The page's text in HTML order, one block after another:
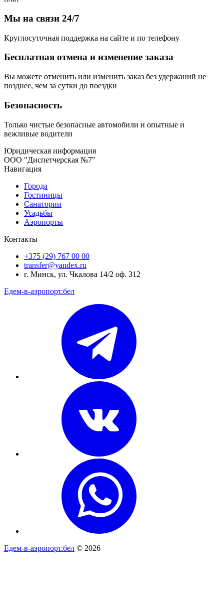
Мы на связи 24/7
Круглосуточная поддержка на сайте и по телефону
Бесплатная отмена и изменение заказа
Вы можете отменить или изменить заказ без удержаний не
позднее, чем за сутки до поездки
Безопасность
Только чистые безопасные автомобили и опытные и
вежливые водители
Юридическая информация
ООО "Диспетчерская №7"
Навигация
Города
Гостиницы
Санатории
Усадьбы
Аэропорты
Контакты
+375 (29) 767 00 00
transfer@yandex.ru
г. Минск, ул. Чкалова 14/2 оф. 312
Едем-в-аэропорт.бел
Едем-в-аэропорт.бел © 2026